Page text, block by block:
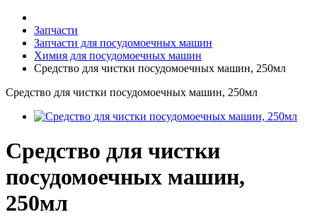
Запчасти
Запчасти для посудомоечных машин
Химия для посудомоечных машин
Средство для чистки посудомоечных машин, 250мл
Средство для чистки посудомоечных машин, 250мл
Средство для чистки
посудомоечных машин,
250мл